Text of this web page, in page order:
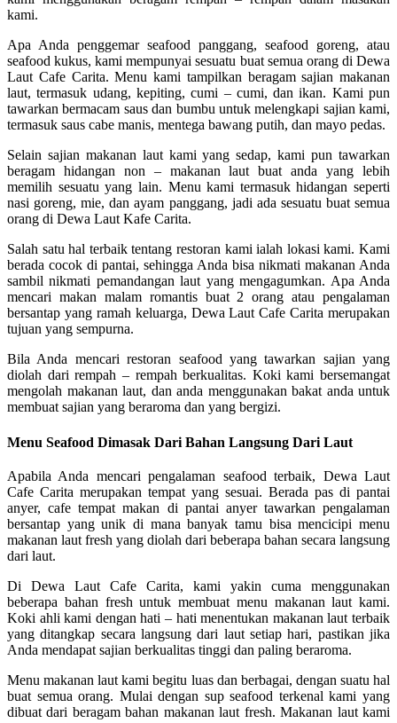
kami.
Apa Anda penggemar seafood panggang, seafood goreng, atau
seafood kukus, kami mempunyai sesuatu buat semua orang di Dewa
Laut Cafe Carita. Menu kami tampilkan beragam sajian makanan
laut, termasuk udang, kepiting, cumi – cumi, dan ikan. Kami pun
tawarkan bermacam saus dan bumbu untuk melengkapi sajian kami,
termasuk saus cabe manis, mentega bawang putih, dan mayo pedas.
Selain sajian makanan laut kami yang sedap, kami pun tawarkan
beragam hidangan non – makanan laut buat anda yang lebih
memilih sesuatu yang lain. Menu kami termasuk hidangan seperti
nasi goreng, mie, dan ayam panggang, jadi ada sesuatu buat semua
orang di Dewa Laut Kafe Carita.
Salah satu hal terbaik tentang restoran kami ialah lokasi kami. Kami
berada cocok di pantai, sehingga Anda bisa nikmati makanan Anda
sambil nikmati pemandangan laut yang mengagumkan. Apa Anda
mencari makan malam romantis buat 2 orang atau pengalaman
bersantap yang ramah keluarga, Dewa Laut Cafe Carita merupakan
tujuan yang sempurna.
Bila Anda mencari restoran seafood yang tawarkan sajian yang
diolah dari rempah – rempah berkualitas. Koki kami bersemangat
mengolah makanan laut, dan anda menggunakan bakat anda untuk
membuat sajian yang beraroma dan yang bergizi.
Menu Seafood Dimasak Dari Bahan Langsung Dari Laut
Apabila Anda mencari pengalaman seafood terbaik, Dewa Laut
Cafe Carita merupakan tempat yang sesuai. Berada pas di pantai
anyer, cafe tempat makan di pantai anyer tawarkan pengalaman
bersantap yang unik di mana banyak tamu bisa mencicipi menu
makanan laut fresh yang diolah dari beberapa bahan secara langsung
dari laut.
Di Dewa Laut Cafe Carita, kami yakin cuma menggunakan
beberapa bahan fresh untuk membuat menu makanan laut kami.
Koki ahli kami dengan hati – hati menentukan makanan laut terbaik
yang ditangkap secara langsung dari laut setiap hari, pastikan jika
Anda mendapat sajian berkualitas tinggi dan paling beraroma.
Menu makanan laut kami begitu luas dan berbagai, dengan suatu hal
buat semua orang. Mulai dengan sup seafood terkenal kami yang
dibuat dari beragam bahan makanan laut fresh. Makanan laut kami